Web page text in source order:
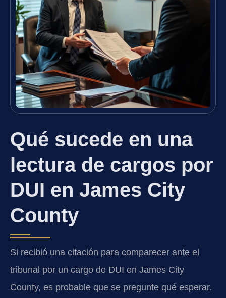
Qué sucede en una
lectura de cargos por
DUI en James City
County
Si recibió una citación para comparecer ante el
tribunal por un cargo de DUI en James City
County, es probable que se pregunte qué esperar.